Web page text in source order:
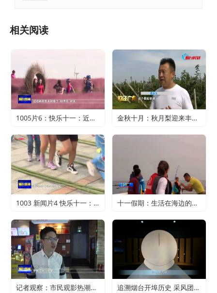
相关阅读
1005片6：快乐十一：近郊游火爆 家门口轻松过假期 金秋十月：秋月梨迎来丰收 农户赚得满心欢喜
1003 新闻片4 快乐十一：寻特色旅游 享精彩假期 十一假期：生活在海边的正确打开方式
记者观察：市民观影热潮升温 电影行业加快复苏 追溯烟台开埠历史 采风团走进烟台山开埠陈列馆